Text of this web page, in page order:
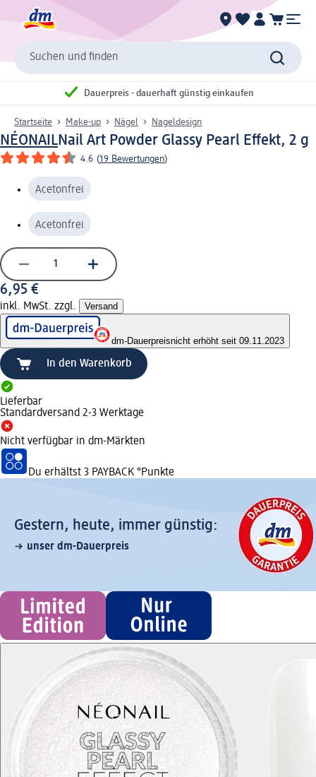
Suchen und finden
Dauerpreis - dauerhaft günstig einkaufen
Startseite Make-up Nägel Nageldesign
NÉONAILNail Art Powder Glassy Pearl Effekt, 2 g
4.6 (19 Bewertungen)
Acetonfrei
Acetonfrei
6,95 €
inkl. MwSt. zzgl. Versand
dm-Dauerpreisnicht erhöht seit 09.11.2023
In den Warenkorb
Lieferbar
Standardversand 2-3 Werktage
Nicht verfügbar in dm-Märkten
Du erhältst 3 PAYBACK °Punkte
Gestern, heute, immer günstig:
unser dm-Dauerpreis